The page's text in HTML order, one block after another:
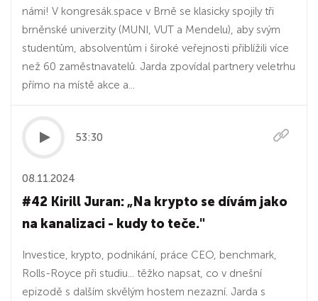
námi! V kongresák.space v Brně se klasicky spojily tři
brněnské univerzity (MUNI, VUT a Mendelu), aby svým
studentům, absolventům i široké veřejnosti přiblížili více
než 60 zaměstnavatelů. Jarda zpovídal partnery veletrhu
přímo na místě akce a...
53:30
08.11.2024
#42 Kirill Juran: „Na krypto se dívám jako
na kanalizaci - kudy to teče."
Investice, krypto, podnikání, práce CEO, benchmark,
Rolls-Royce při studiu... těžko napsat, co v dnešní
epizodě s dalším skvělým hostem nezazní. Jarda s